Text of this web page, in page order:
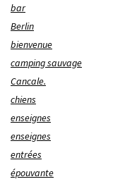
bar
Berlin
bienvenue
camping sauvage
Cancale.
chiens
enseignes
enseignes
entrées
épouvante